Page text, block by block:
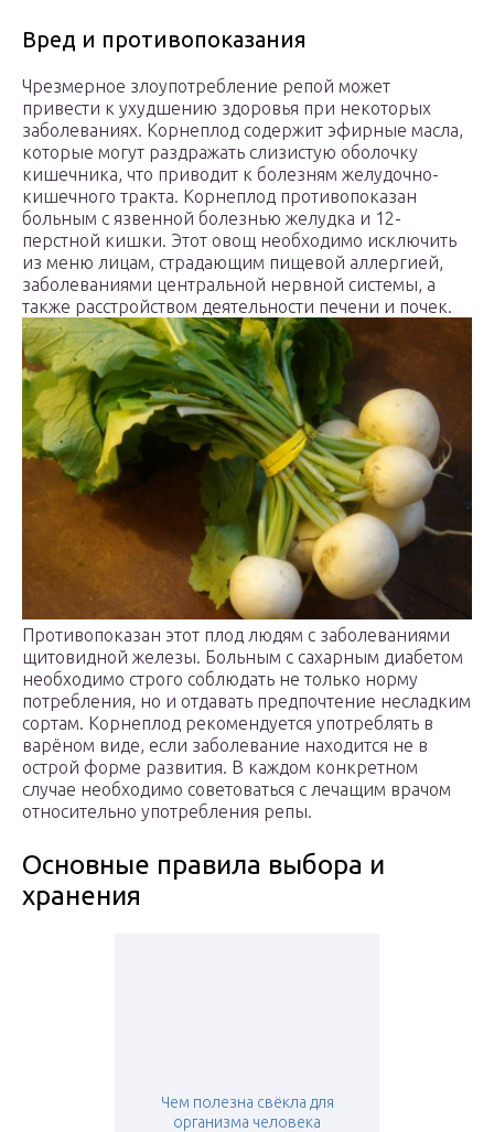
Вред и противопоказания
Чрезмерное злоупотребление репой может
привести к ухудшению здоровья при некоторых
заболеваниях. Корнеплод содержит эфирные масла,
которые могут раздражать слизистую оболочку
кишечника, что приводит к болезням желудочно-
кишечного тракта. Корнеплод противопоказан
больным с язвенной болезнью желудка и 12-
перстной кишки. Этот овощ необходимо исключить
из меню лицам, страдающим пищевой аллергией,
заболеваниями центральной нервной системы, а
также расстройством деятельности печени и почек.
Противопоказан этот плод людям с заболеваниями
щитовидной железы. Больным с сахарным диабетом
необходимо строго соблюдать не только норму
потребления, но и отдавать предпочтение несладким
сортам. Корнеплод рекомендуется употреблять в
варёном виде, если заболевание находится не в
острой форме развития. В каждом конкретном
случае необходимо советоваться с лечащим врачом
относительно употребления репы.
Основные правила выбора и
хранения
Чем полезна свёкла для
организма человека